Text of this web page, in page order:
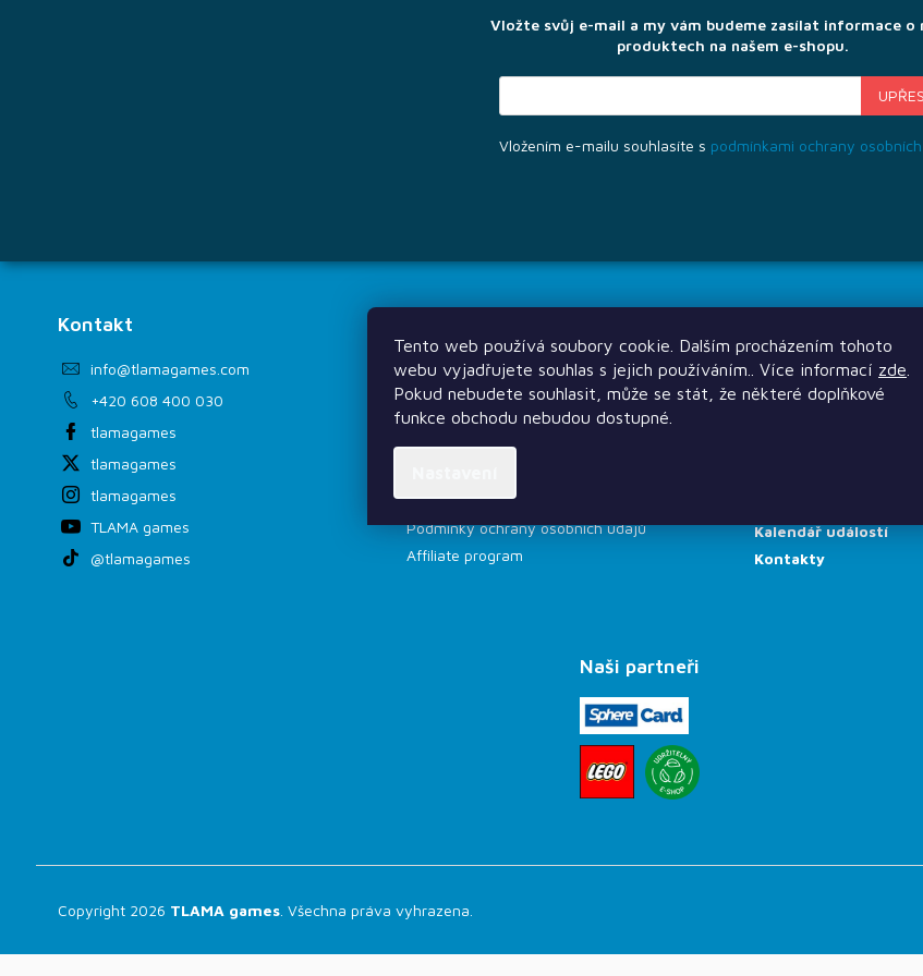
Tento web používá soubory cookie. Dalším procházením tohoto
webu vyjadřujete souhlas s jejich používáním.. Více informací zde
Pokud nebudete souhlasit, může se stát, že některé doplňkové
funkce obchodu nebudou dostupné.
Vložte svůj e-mail a my vám budeme zasílat informace o
produktech na našem e-shopu.
Vložením e-mailu souhlasíte s podmínkami ochrany
Kontakt
info@tlamagames.com
+420 608 400 030
tlamagames
tlamagames
tlamagames
TLAMA games
@tlamagames
Doprava a platba
Věrnostní slevy
Kontakty
Deskoherní rozcestník
Obchodní podmínky
Podmínky ochrany osobních údajů
Affiliate program
Půjčovna
Herna a showroom
Bazar
Kalendář událostí
Kontakty
Naši partneři
Copyright 2026 TLAMA games . Všechna práva vyhrazena.